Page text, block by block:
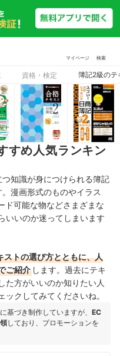
マイページ 検索
資格・検定 簿記2級のテ
すめ人気ランキン
知識が身につけられる簿記
漫画形式のものやイラス
ド可能な物などさまざまな
いいのか迷ってしまいます
トの選び方とともに、人
ご紹介 します。過去にテキ
た方がいいのか知りたい人
クしてみてくださいね。
基づき制作していますが、 EC
しており、プロモーションを